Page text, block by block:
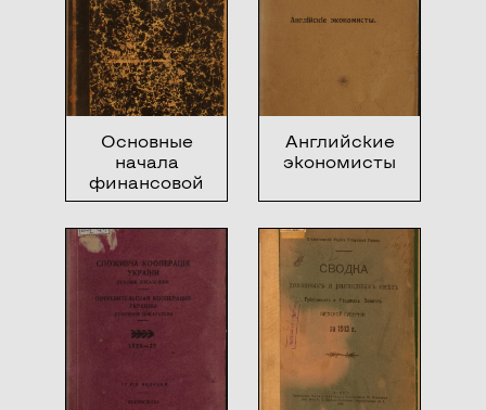
Основные
начала
финансовой
науки
Английские
экономисты